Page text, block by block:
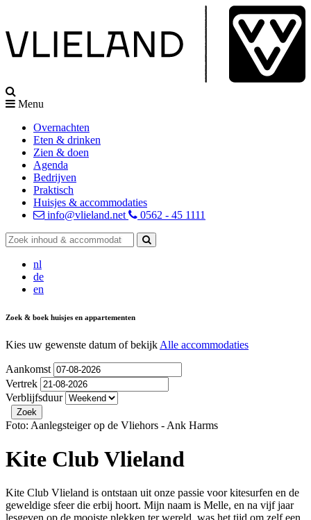
Menu
Overnachten
Eten & drinken
Zien & doen
Agenda
Bedrijven
Praktisch
Huisjes & accommodaties
info@vlieland.net
0562 - 45 1111
nl
de
en
Zoek & boek huisjes en appartementen
Kies uw gewenste datum of bekijk Alle accommodaties
Aankomst
Vertrek
Verblijfsduur
Foto: Aanlegsteiger op de Vliehors - Ank Harms
Kite Club Vlieland
Kite Club Vlieland is ontstaan uit onze passie voor kitesurfen en de
geweldige sfeer die erbij hoort. Mijn naam is Melle, en na vijf jaar